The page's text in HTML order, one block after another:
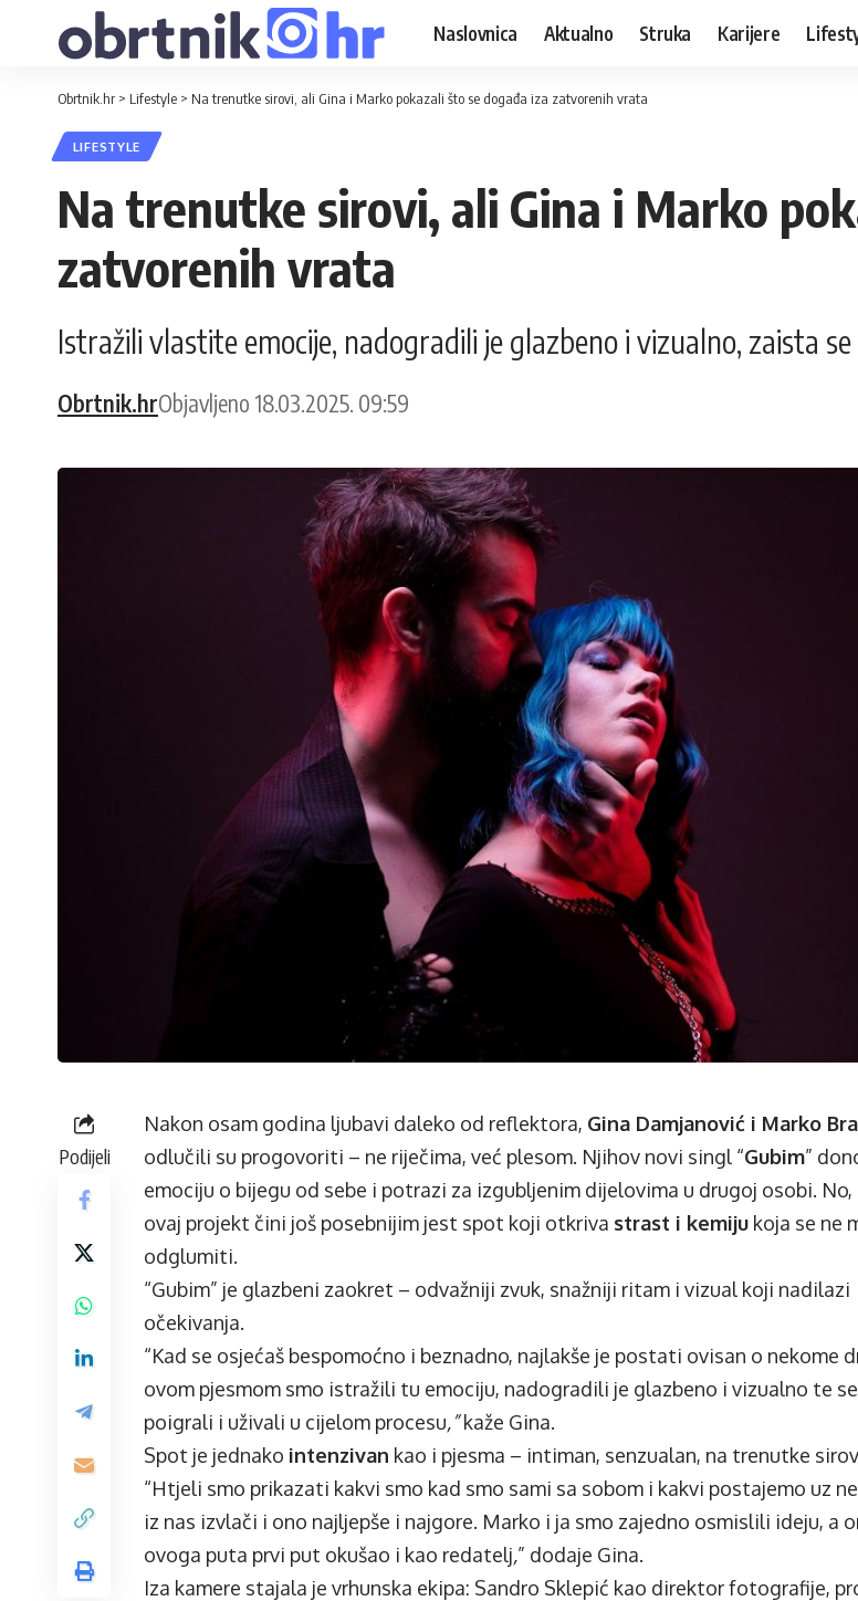
Naslovnica Aktualno Struka Karijere
Obrtnik.hr > Lifestyle > Na trenutke sirovi, ali Gina i Marko pokazali što se događa iza zatvorenih vrata
LIFESTYLE
Na trenutke sirovi, ali Gina i Marko
zatvorenih vrata
Istražili vlastite emocije, nadogradili je glazbeno i vizualno, zaista
Obrtnik.hrObjavljeno 18.03.2025. 09:59
Podijeli
Nakon osam godina ljubavi daleko od reflektora, Gina Damjanović i Marko
odlučili su progovoriti – ne riječima, već plesom. Njihov novi singl “Gubim”
emociju o bijegu od sebe i potrazi za izgubljenim dijelovima u drugoj osobi.
ovaj projekt čini još posebnijim jest spot koji otkriva strast i kemiju koja se ne
odglumiti.
“Gubim” je glazbeni zaokret – odvažniji zvuk, snažniji ritam i vizual koji nadilazi
očekivanja.
“Kad se osjećaš bespomoćno i beznadno, najlakše je postati ovisan o nekome
ovom pjesmom smo istražili tu emociju, nadogradili je glazbeno i vizualno te
poigrali i uživali u cijelom procesu,”kaže Gina.
Spot je jednako intenzivan kao i pjesma – intiman, senzualan, na trenutke
“Htjeli smo prikazati kakvi smo kad smo sami sa sobom i kakvi postajemo uz
iz nas izvlači i ono najljepše i najgore. Marko i ja smo zajedno osmislili ideju, a
ovoga puta prvi put okušao i kao redatelj,” dodaje Gina.
Iza kamere stajala je vrhunska ekipa: Sandro Sklepić kao direktor fotografije,